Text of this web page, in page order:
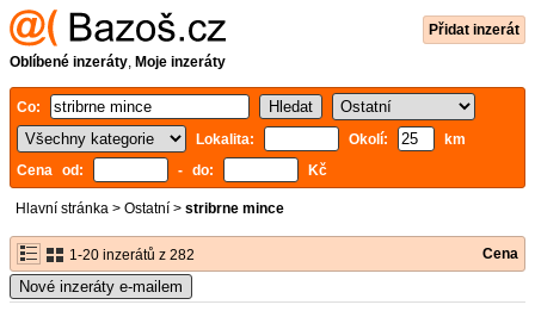
Přidat inzerát
Oblíbené inzeráty, Moje inzeráty
Co:
Lokalita:
Okolí:
km
Cena od:
- do: Kč
Hlavní stránka > Ostatní > stribrne mince
1-20 inzerátů z 282 Cena
Nové inzeráty e-mailem